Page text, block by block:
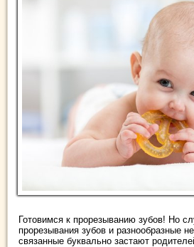
Готовимся к прорезыванию зубов! Но
прорезывания зубов и разнообразные
связанные буквально застают